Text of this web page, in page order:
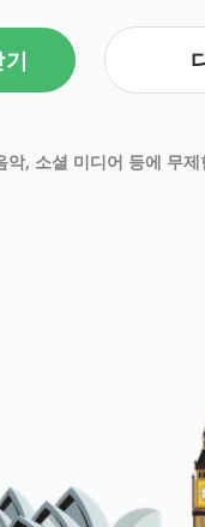
악, 소셜 미디어 등에 무